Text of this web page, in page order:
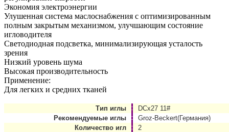
Экономия электроэнергии
Улушенная система маслоснабжения с оптимизированным
полным закрытым механизмом, улучшающим состояние
игловодителя
Светодиодная подсветка, минимализирующая усталость
зрения
Низкий уровень шума
Высокая производительность
Применение:
Для легких и средних тканей
Тип иглы
DCx27 11#
Рекомендуемые иглы
Groz-Beckert(Германия)
Количество игл
2